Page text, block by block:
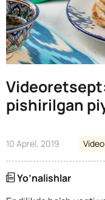
pishirilgan
10 Aprel, 2019
Yo’nalishlar